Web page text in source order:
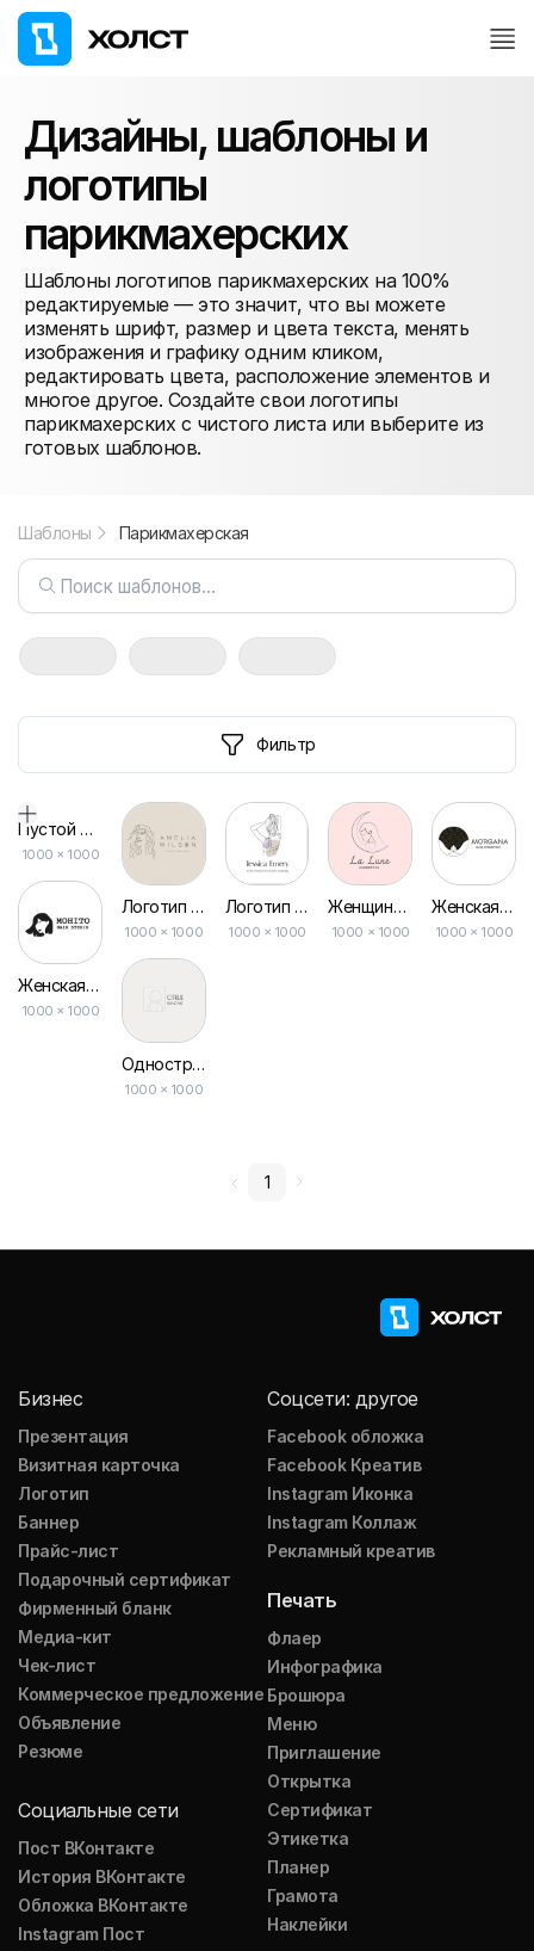
Дизайны, шаблоны и
логотипы
парикмахерских
Шаблоны логотипов парикмахерских на 100%
редактируемые — это значит, что вы можете
изменять шрифт, размер и цвета текста, менять
изображения и графику одним кликом,
редактировать цвета, расположение элементов и
многое другое. Создайте свои логотипы
парикмахерских с чистого листа или выберите из
готовых шаблонов.
Шаблоны Парикмахерская
Фильтр
Пустой дизайн-макет
1000 × 1000
Женская Парикмахерская Студия Салон Красоты Иллюстрация Логотип
1000 × 1000
Логотип Художника-фотографа в Абстрактном Стиле с Одной Линией
1000 × 1000
Однострочный Рисунок Красоты Иллюстрация Логотипа
1000 × 1000
Логотип Линии Рисованной Волосы Артист
1000 × 1000
Женщина Линейный Рисунок Косметика Красота Иллюстрация Логотип
1000 × 1000
Женская Иллюстрация, Красота, Волосы, Косметика, Логотип
1000 × 1000
1
Бизнес
Презентация
Визитная карточка
Логотип
Баннер
Прайс-лист
Подарочный сертификат
Фирменный бланк
Медиа-кит
Чек-лист
Коммерческое предложение
Объявление
Резюме
Социальные сети
Пост ВКонтакте
История ВКонтакте
Обложка ВКонтакте
Instagram Пост
Соцсети: другое
Facebook обложка
Facebook Креатив
Instagram Иконка
Instagram Коллаж
Рекламный креатив
Печать
Флаер
Инфографика
Брошюра
Меню
Приглашение
Открытка
Сертификат
Этикетка
Планер
Грамота
Наклейки